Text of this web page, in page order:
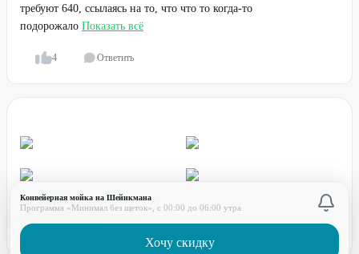
требуют 640, ссылаясь на то, что что то когда-то
подорожало Показать всё
4 Ответить
Конвейерная мойка на Шейнкмана
Программа «Минимал без щеток», с 00:00 до 06:00 утра
Хочу скидку
для звонков по России - бесплатно
график работы:
ПН-ПТ с 08:00 до 17:00 (по МСК)